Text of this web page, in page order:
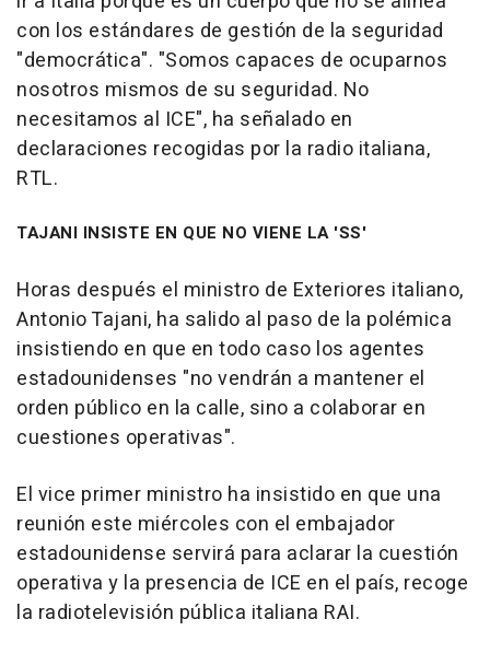
con los estándares de gestión de la seguridad
"democrática". "Somos capaces de ocuparnos
nosotros mismos de su seguridad. No
necesitamos al ICE", ha señalado en
declaraciones recogidas por la radio italiana,
RTL.
TAJANI INSISTE EN QUE NO VIENE LA 'SS'
Horas después el ministro de Exteriores italiano,
Antonio Tajani, ha salido al paso de la polémica
insistiendo en que en todo caso los agentes
estadounidenses "no vendrán a mantener el
orden público en la calle, sino a colaborar en
cuestiones operativas".
El vice primer ministro ha insistido en que una
reunión este miércoles con el embajador
estadounidense servirá para aclarar la cuestión
operativa y la presencia de ICE en el país, recoge
la radiotelevisión pública italiana RAI.